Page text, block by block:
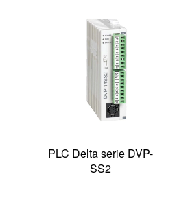
PLC Delta serie DVP-
SS2